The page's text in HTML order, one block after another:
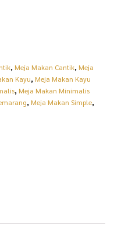
, Meja Makan Cantik, Meja
Kayu, Meja Makan Kayu
, Meja Makan Minimalis
, Meja Makan Simple,